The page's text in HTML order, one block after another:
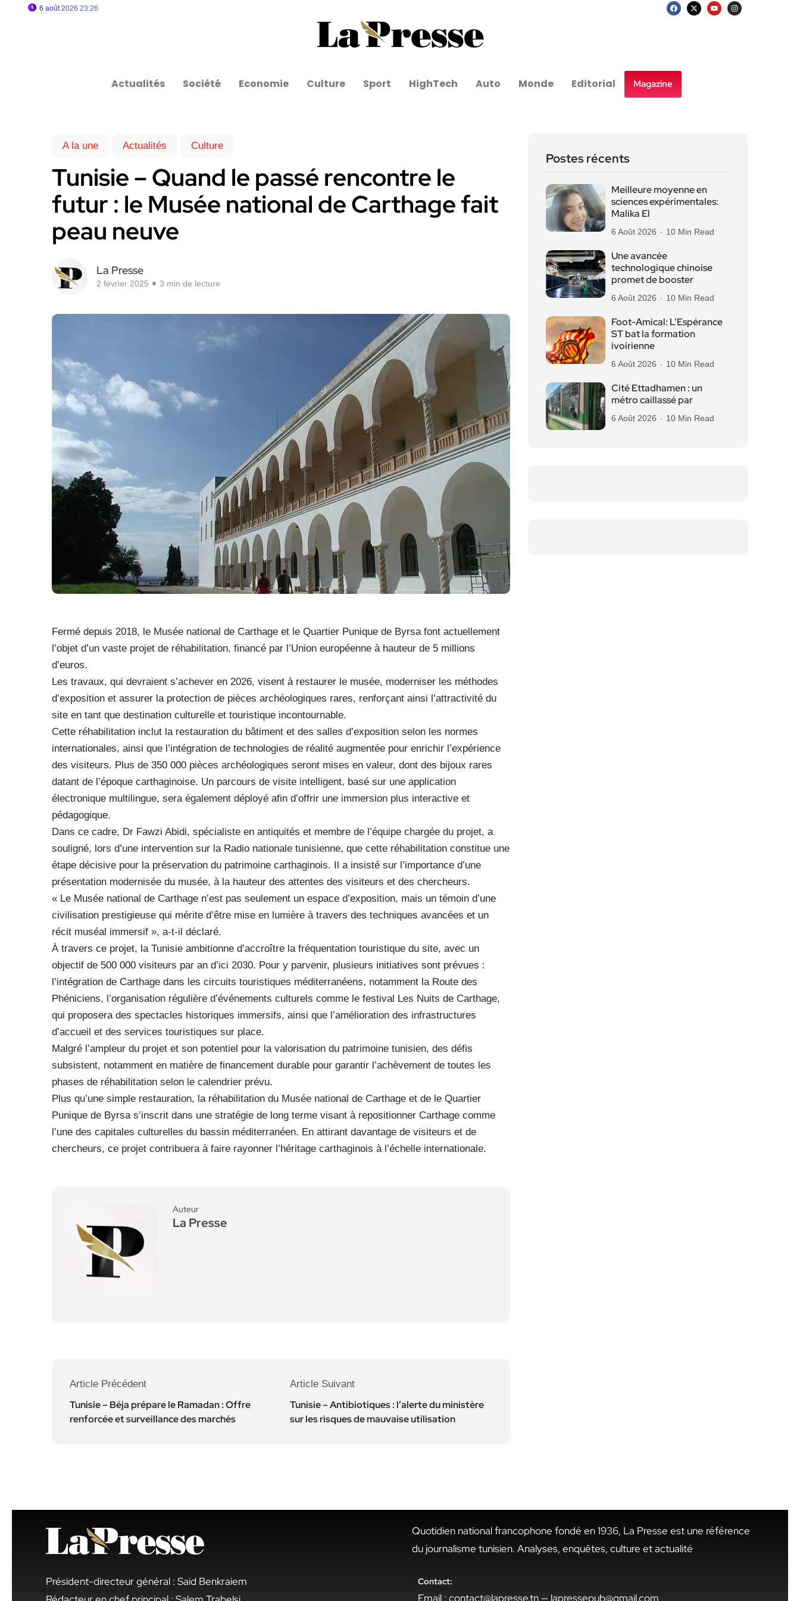
6 août 2026 23:26
Actualités Société Economie Culture Sport HighTech Auto Monde Editorial Magazine
A la une Actualités Culture
Tunisie – Quand le passé rencontre le
futur : le Musée national de Carthage fait
peau neuve
La Presse
2 février 2025 3 min de lecture
Fermé depuis 2018, le Musée national de Carthage et le Quartier Punique de Byrsa font actuellement
l’objet d’un vaste projet de réhabilitation, financé par l’Union européenne à hauteur de 5 millions
d’euros.
Les travaux, qui devraient s’achever en 2026, visent à restaurer le musée, moderniser les méthodes
d’exposition et assurer la protection de pièces archéologiques rares, renforçant ainsi l’attractivité du
site en tant que destination culturelle et touristique incontournable.
Cette réhabilitation inclut la restauration du bâtiment et des salles d’exposition selon les normes
internationales, ainsi que l’intégration de technologies de réalité augmentée pour enrichir l’expérience
des visiteurs. Plus de 350 000 pièces archéologiques seront mises en valeur, dont des bijoux rares
datant de l’époque carthaginoise. Un parcours de visite intelligent, basé sur une application
électronique multilingue, sera également déployé afin d’offrir une immersion plus interactive et
pédagogique.
Dans ce cadre, Dr Fawzi Abidi, spécialiste en antiquités et membre de l’équipe chargée du projet, a
souligné, lors d’une intervention sur la Radio nationale tunisienne, que cette réhabilitation constitue une
étape décisive pour la préservation du patrimoine carthaginois. Il a insisté sur l’importance d’une
présentation modernisée du musée, à la hauteur des attentes des visiteurs et des chercheurs.
« Le Musée national de Carthage n’est pas seulement un espace d’exposition, mais un témoin d’une
civilisation prestigieuse qui mérite d’être mise en lumière à travers des techniques avancées et un
récit muséal immersif », a-t-il déclaré.
À travers ce projet, la Tunisie ambitionne d’accroître la fréquentation touristique du site, avec un
objectif de 500 000 visiteurs par an d’ici 2030. Pour y parvenir, plusieurs initiatives sont prévues :
l’intégration de Carthage dans les circuits touristiques méditerranéens, notamment la Route des
Phéniciens, l’organisation régulière d’événements culturels comme le festival Les Nuits de Carthage,
qui proposera des spectacles historiques immersifs, ainsi que l’amélioration des infrastructures
d’accueil et des services touristiques sur place.
Malgré l’ampleur du projet et son potentiel pour la valorisation du patrimoine tunisien, des défis
subsistent, notamment en matière de financement durable pour garantir l’achèvement de toutes les
phases de réhabilitation selon le calendrier prévu.
Plus qu’une simple restauration, la réhabilitation du Musée national de Carthage et de le Quartier
Punique de Byrsa s’inscrit dans une stratégie de long terme visant à repositionner Carthage comme
l’une des capitales culturelles du bassin méditerranéen. En attirant davantage de visiteurs et de
chercheurs, ce projet contribuera à faire rayonner l’héritage carthaginois à l’échelle internationale.
Auteur
La Presse
Article Précédent
Tunisie – Béja prépare le Ramadan : Offre
renforcée et surveillance des marchés
Article Suivant
Tunisie – Antibiotiques : l’alerte du ministère
sur les risques de mauvaise utilisation
Postes récents
Meilleure moyenne en
sciences expérimentales:
Malika El
6 Août 2026 10 Min Read
Une avancée
technologique chinoise
promet de booster
6 Août 2026 10 Min Read
Foot-Amical: L’Espérance
ST bat la formation
ivoirienne
6 Août 2026 10 Min Read
Cité Ettadhamen : un
métro caillassé par
6 Août 2026 10 Min Read
Président-directeur général : Said Benkraiem
Quotidien national francophone fondé en 1936, La Presse est une référence
du journalisme tunisien. Analyses, enquêtes, culture et actualité
Contact:
Email : contact@lapresse.tn — lapressepub@gmail.com